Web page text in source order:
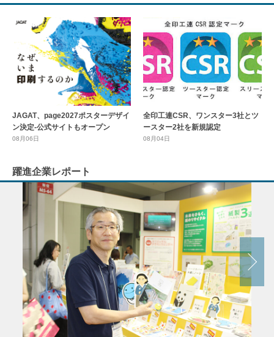
JAGAT、page2027ポスターデザイ
ン決定-公式サイトもオープン
08月06日
全印工連CSR、ワンスター3社とツ
ースター2社を新規認定
08月04日
躍進企業レポート